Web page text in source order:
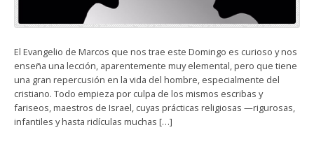
El Evangelio de Marcos que nos trae este Domingo es curioso y nos
enseña una lección, aparentemente muy elemental, pero que tiene
una gran repercusión en la vida del hombre, especialmente del
cristiano. Todo empieza por culpa de los mismos escribas y
fariseos, maestros de Israel, cuyas prácticas religiosas —rigurosas,
infantiles y hasta ridículas muchas […]